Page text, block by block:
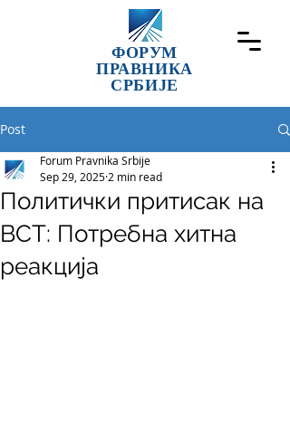
ФОРУМ
ПРАВНИКА
СРБИЈЕ
Post
Политички притисак на
ВСТ: Потребна хитна
реакција
Forum Pravnika Srbije
Sep 29, 2025 2 min read